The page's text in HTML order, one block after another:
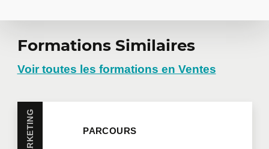
Demander une
formation en
entreprise
Vous avez plusieurs employés intéressés par une
Formations Similaires
Voir toutes les formations en Ventes
PARCOURS